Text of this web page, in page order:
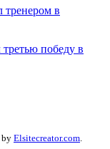
тренером в
победу в
by Elsitecreator.com